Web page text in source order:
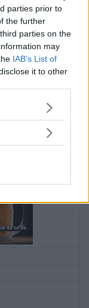
parties prior to
the further
parties on the
may
IAB’s List of
it to other
more Google
may click to
below Google
–
om att
Publicerad 13:40, 16 juli 2022